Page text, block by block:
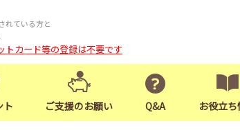
れている方と
トカード等の登録は不要です
ト ご支援のお願い Q&A お役立